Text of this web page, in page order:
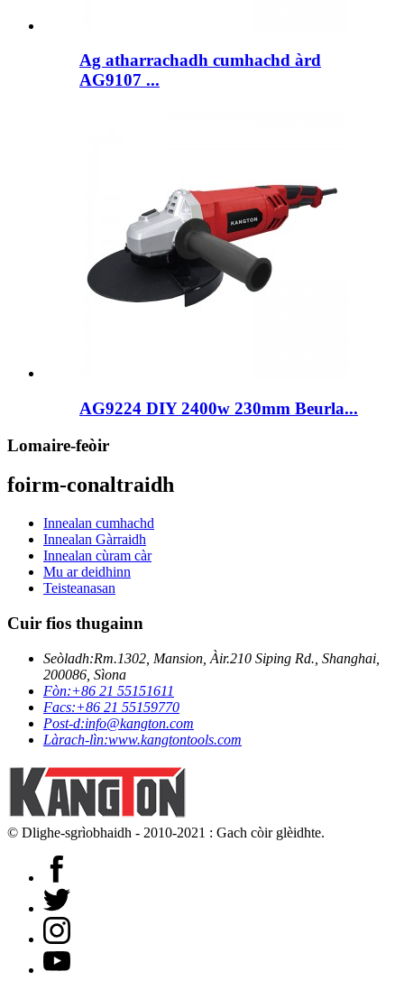
Ag atharrachadh cumhachd àrd
AG9107 ...
AG9224 DIY 2400w 230mm Beurla...
Lomaire-feòir
foirm-conaltraidh
Innealan cumhachd
Innealan Gàrraidh
Innealan cùram càr
Mu ar deidhinn
Teisteanasan
Cuir fios thugainn
Seòladh:Rm.1302, Mansion, Àir.210 Siping Rd., Shanghai,
200086, Sìona
Fòn:+86 21 55151611
Facs:+86 21 55159770
Post-d:info@kangton.com
Làrach-lìn:www.kangtontools.com
© Dlighe-sgrìobhaidh - 2010-2021 : Gach còir glèidhte.